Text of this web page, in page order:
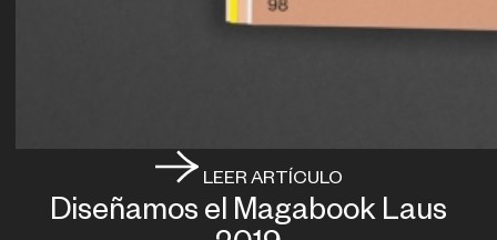
LEER ARTÍCULO
Diseñamos el Magabook Laus